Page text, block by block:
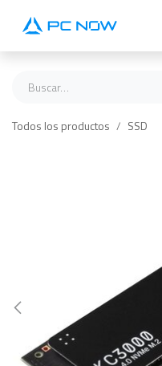
Todos los productos SSD